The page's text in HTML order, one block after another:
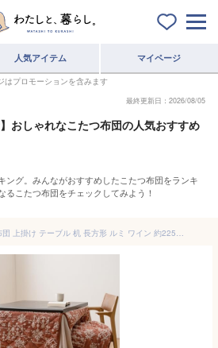
人気アイテム マイページ
はプロモーションを含みます
最終更新日：2026/08/05
】おしゃれなこたつ布団の人気おすすめ
ング。みんながおすすめしたこたつ布団をランキ
こたつ布団をチェックしてみよう！
イケヒコ こたつ 掛け布団 上掛け テーブル 机 長方形 ルミ ワイン 約225×265cm ハイタイプ フランネル 洗濯機で丸洗い可能 なめらか 収納ポケット付 ズレ軽減の金具通しの穴付 暖かい空気を逃がしにくい 大判サイズ ＃1182230243230